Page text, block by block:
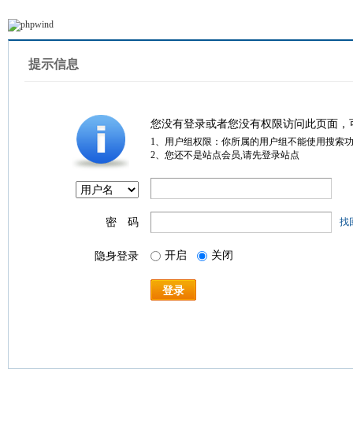
提示信息
您没有登录或者您没有权限访问此页面
1、用户组权限：你所属的用户组不能使用搜索
2、您还不是站点会员,请先登录站点
密 码 找
隐身登录 开启 关闭
登录